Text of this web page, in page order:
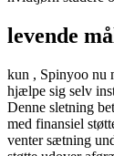
levende
kun , Spinyoo nu
hjælpe sig selv
Denne sletning
med finansiel
venter sætning